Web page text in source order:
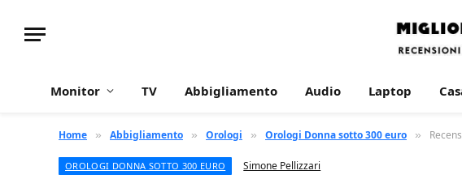
Monitor TV Abbigliamento Audio Laptop
Home » Abbigliamento » Orologi » Orologi Donna sotto 300 euro »
OROLOGI DONNA SOTTO 300 EURO Simone Pellizzari